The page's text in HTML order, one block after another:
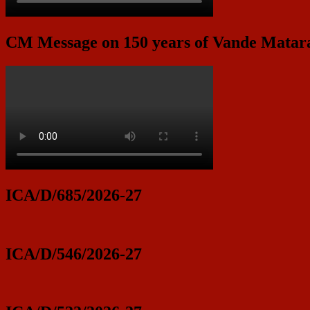
CM Message on 150 years of Vande
ICA/D/685/2026-27
ICA/D/546/2026-27